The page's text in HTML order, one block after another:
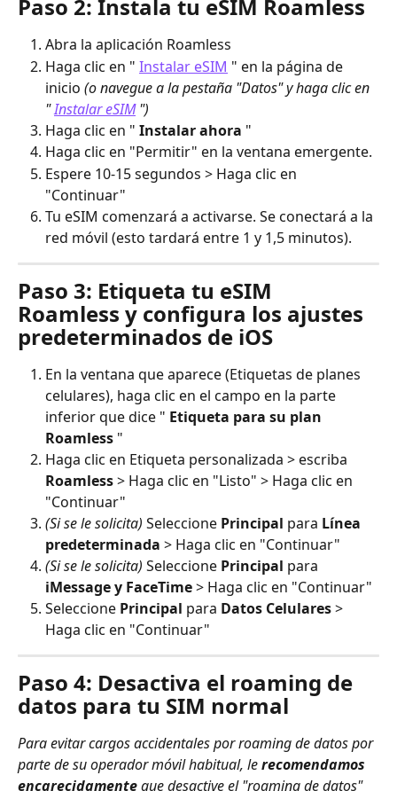
Paso 2: Instala tu eSIM Roamless
Abra la aplicación Roamless
Haga clic en " Instalar eSIM " en la página de
inicio (o navegue a la pestaña "Datos" y haga clic en
" Instalar eSIM ")
Haga clic en " Instalar ahora "
Haga clic en "Permitir" en la ventana emergente.
Espere 10-15 segundos > Haga clic en
"Continuar"
Tu eSIM comenzará a activarse. Se conectará a la
red móvil (esto tardará entre 1 y 1,5 minutos).
Paso 3: Etiqueta tu eSIM
Roamless y configura los ajustes
predeterminados de iOS
En la ventana que aparece (Etiquetas de planes
celulares), haga clic en el campo en la parte
inferior que dice " Etiqueta para su plan
Roamless "
Haga clic en Etiqueta personalizada > escriba
Roamless > Haga clic en "Listo" > Haga clic en
"Continuar"
(Si se le solicita) Seleccione Principal para Línea
predeterminada > Haga clic en "Continuar"
(Si se le solicita) Seleccione Principal para
iMessage y FaceTime > Haga clic en "Continuar"
Seleccione Principal para Datos Celulares >
Haga clic en "Continuar"
Paso 4: Desactiva el roaming de
datos para tu SIM normal
Para evitar cargos accidentales por roaming de datos por
parte de su operador móvil habitual, le recomendamos
encarecidamente que desactive el "roaming de datos"